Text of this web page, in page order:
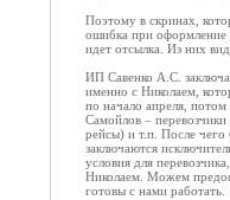
Поэтому в скринах,
ошибка при оформление
идет отсылка. Из них
ИП Савенко А.С.
именно с Николаем,
по начало апреля,
Самойлов –
рейсы) и т.п. После чего
заключаются
условия для
Николаем. Можем
готовы с нами работать.